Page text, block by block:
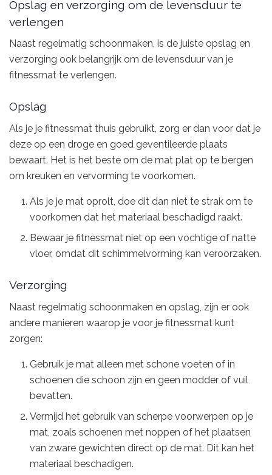
Opslag en verzorging om de levensduur te
verlengen
Naast regelmatig schoonmaken, is de juiste opslag en
verzorging ook belangrijk om de levensduur van je
fitnessmat te verlengen.
Opslag
Als je je fitnessmat thuis gebruikt, zorg er dan voor dat je
deze op een droge en goed geventileerde plaats
bewaart. Het is het beste om de mat plat op te bergen
om kreuken en vervorming te voorkomen.
Als je je mat oprolt, doe dit dan niet te strak om te
voorkomen dat het materiaal beschadigd raakt.
Bewaar je fitnessmat niet op een vochtige of natte
vloer, omdat dit schimmelvorming kan veroorzaken.
Verzorging
Naast regelmatig schoonmaken en opslag, zijn er ook
andere manieren waarop je voor je fitnessmat kunt
zorgen:
Gebruik je mat alleen met schone voeten of in
schoenen die schoon zijn en geen modder of vuil
bevatten.
Vermijd het gebruik van scherpe voorwerpen op je
mat, zoals schoenen met noppen of het plaatsen
van zware gewichten direct op de mat. Dit kan het
materiaal beschadigen.